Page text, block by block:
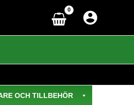
OCH TILLBEHÖR